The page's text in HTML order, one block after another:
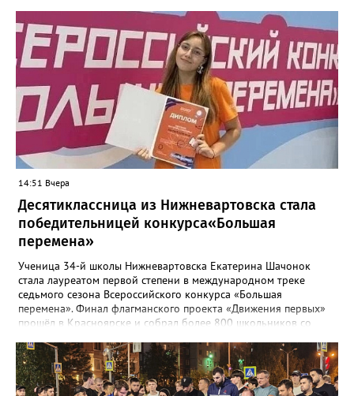
сообщили, что причиной нарушения целостности асфальта
стал "подмыв основания покрытия проезда после обильных
осадков". "Восстановительные работы в рамках гарантийных
обязательств контракта будет проводить подрядная
организация, которая привлекалась ООО "Нижневартовские
коммунальные системы", срок до 15 августа 2026 года.
В настоящее время приемка работ со стороны ООО "НКС" не
осуществлялась. Восстановление за счет средств подрядной
организации", - рассказали в департаменте.
14:51 Вчера
Десятиклассница из Нижневартовска стала
победительницей конкурса«Большая
перемена»
Ученица 34-й школы Нижневартовска Екатерина Шачонок
стала лауреатом первой степени в международном треке
седьмого сезона Всероссийского конкурса «Большая
перемена». Финал флагманского проекта «Движения первых»
прошёл в Красноярске и собрал более 800 школьников со
защищала перед экспертным жюри социально значимые
проекты. В финале конкурсанты представили три инициативы:
годовую программу адаптации для студентов-иностранцев